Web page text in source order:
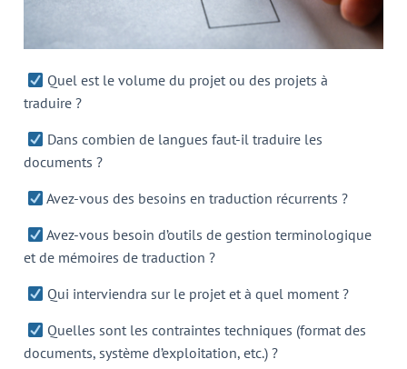
Quel est le volume du projet ou des projets à
traduire ?
Dans combien de langues faut-il traduire les
documents ?
Avez-vous des besoins en traduction récurrents ?
Avez-vous besoin d’outils de gestion terminologique
et de mémoires de traduction ?
Qui interviendra sur le projet et à quel moment ?
Quelles sont les contraintes techniques (format des
documents, système d’exploitation, etc.) ?